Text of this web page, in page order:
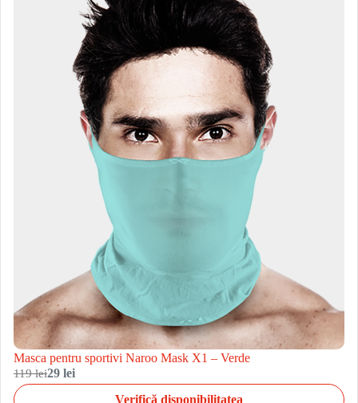
Masca pentru sportivi Naroo Mask X1 – Verde
119 lei29 lei
Verifică disponibilitatea